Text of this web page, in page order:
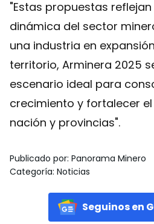
"Estas propuestas
dinámica del sector
una industria en
territorio, Arminera 2025
escenario ideal para
crecimiento y fortalecer
nación y provincias".
Publicado por: Panorama Minero
Categoría: Noticias
Seguinos en